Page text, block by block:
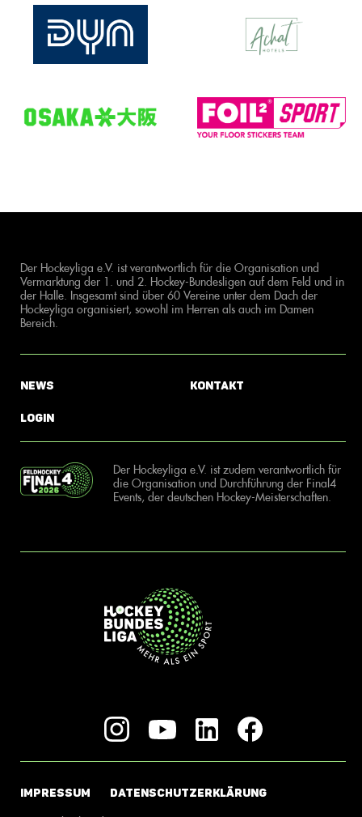
Der Hockeyliga e.V. ist verantwortlich für die Organisation und
Vermarktung der 1. und 2. Hockey-Bundesligen auf dem Feld und in
der Halle. Insgesamt sind über 60 Vereine unter dem Dach der
Hockeyliga organisiert, sowohl im Herren als auch im Damen
Bereich.
News
Login
Kontakt
Der Hockeyliga e.V. ist zudem verantwortlich für
die Organisation und Durchführung der Final4
Events, der deutschen Hockey-Meisterschaften.
IMPRESSUM DATENSCHUTZERKLÄRUNG